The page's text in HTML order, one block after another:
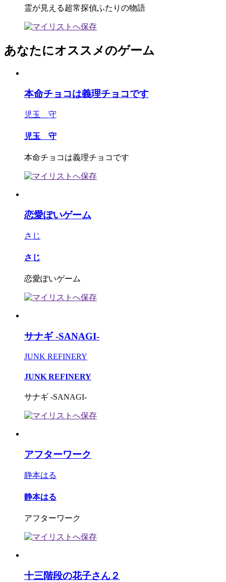
霊が見える超常探偵ふたりの物語
あなたにオススメのゲーム
本命チョコは義理チョコです
児玉 守
児玉 守
本命チョコは義理チョコです
恋愛ぽいゲーム
さじ
さじ
恋愛ぽいゲーム
サナギ -SANAGI-
JUNK REFINERY
JUNK REFINERY
サナギ -SANAGI-
アフターワーク
静本はる
静本はる
アフターワーク
十三階段の花子さん２